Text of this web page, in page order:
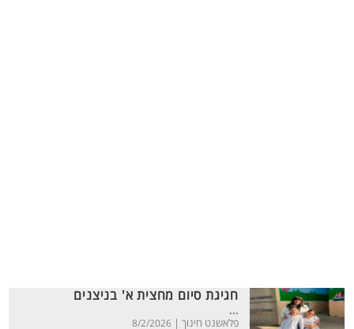
חגיגת סיום מחצית א' בניצנים
...
פלאשנט חינוך | 8/2/2026